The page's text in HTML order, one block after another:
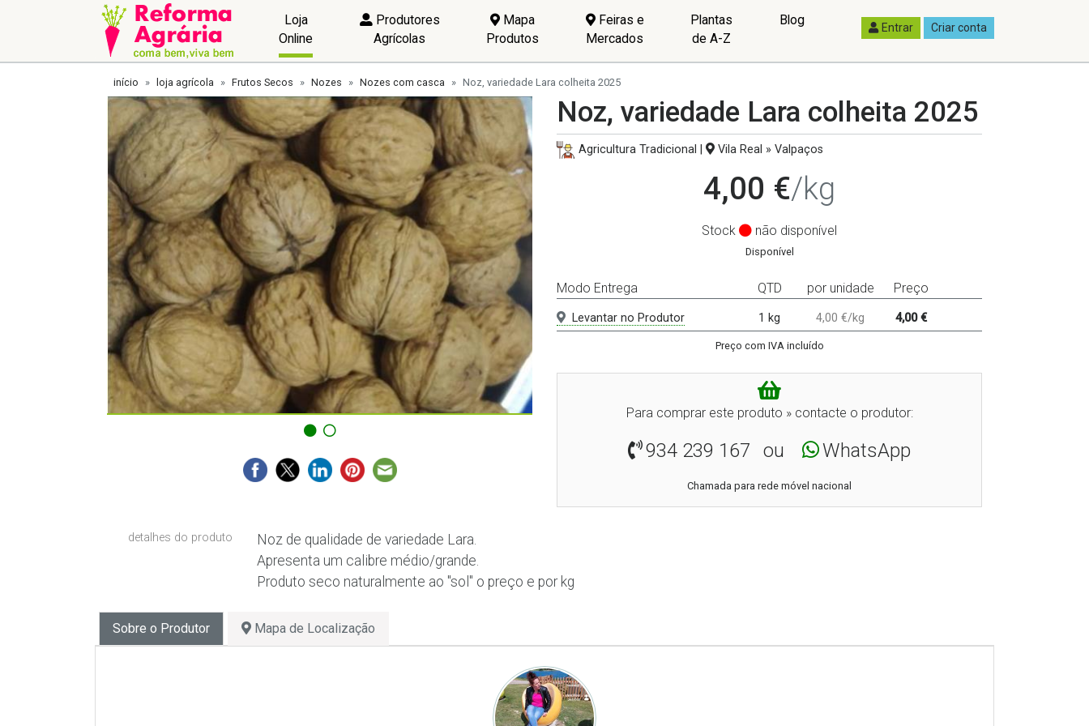
Loja
Online
Produtores
Agrícolas
Mapa
Produtos
Feiras e
Mercados
Plantas
de A-Z
Blog Entrar Criar conta
início loja agrícola Frutos Secos Nozes Nozes com casca Noz, variedade Lara colheita 2025
Noz, variedade Lara colheita 2025
Agricultura Tradicional | Vila Real » Valpaços
4,00 €/kg
Stock não disponível
Disponível
Modo Entrega QTD por unidade Preço
Levantar no Produtor 1 kg 4,00 €/kg 4,00 €
Preço com IVA incluído
Para comprar este produto » contacte o produtor:
934 239 167 ou WhatsApp
Chamada para rede móvel nacional
detalhes do produto
Noz de qualidade de variedade Lara.
Apresenta um calibre médio/grande.
Produto seco naturalmente ao "sol" o preço e por kg
Sobre o Produtor Mapa de Localização